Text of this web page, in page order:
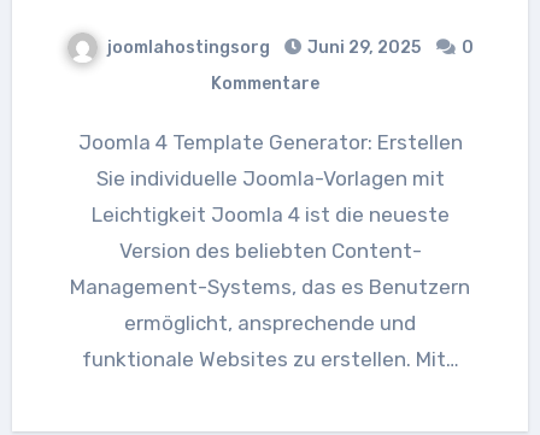
joomlahostingsorg Juni 29, 2025
0
Kommentare
Joomla 4 Template Generator: Erstellen
Sie individuelle Joomla-Vorlagen mit
Leichtigkeit Joomla 4 ist die neueste
Version des beliebten Content-
Management-Systems, das es Benutzern
ermöglicht, ansprechende und
funktionale Websites zu erstellen. Mit…